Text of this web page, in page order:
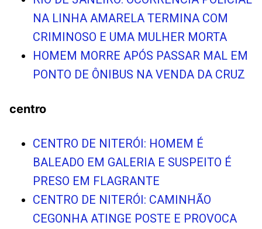
NA LINHA AMARELA TERMINA COM
CRIMINOSO E UMA MULHER MORTA
HOMEM MORRE APÓS PASSAR MAL EM
PONTO DE ÔNIBUS NA VENDA DA CRUZ
centro
CENTRO DE NITERÓI: HOMEM É
BALEADO EM GALERIA E SUSPEITO É
PRESO EM FLAGRANTE
CENTRO DE NITERÓI: CAMINHÃO
CEGONHA ATINGE POSTE E PROVOCA